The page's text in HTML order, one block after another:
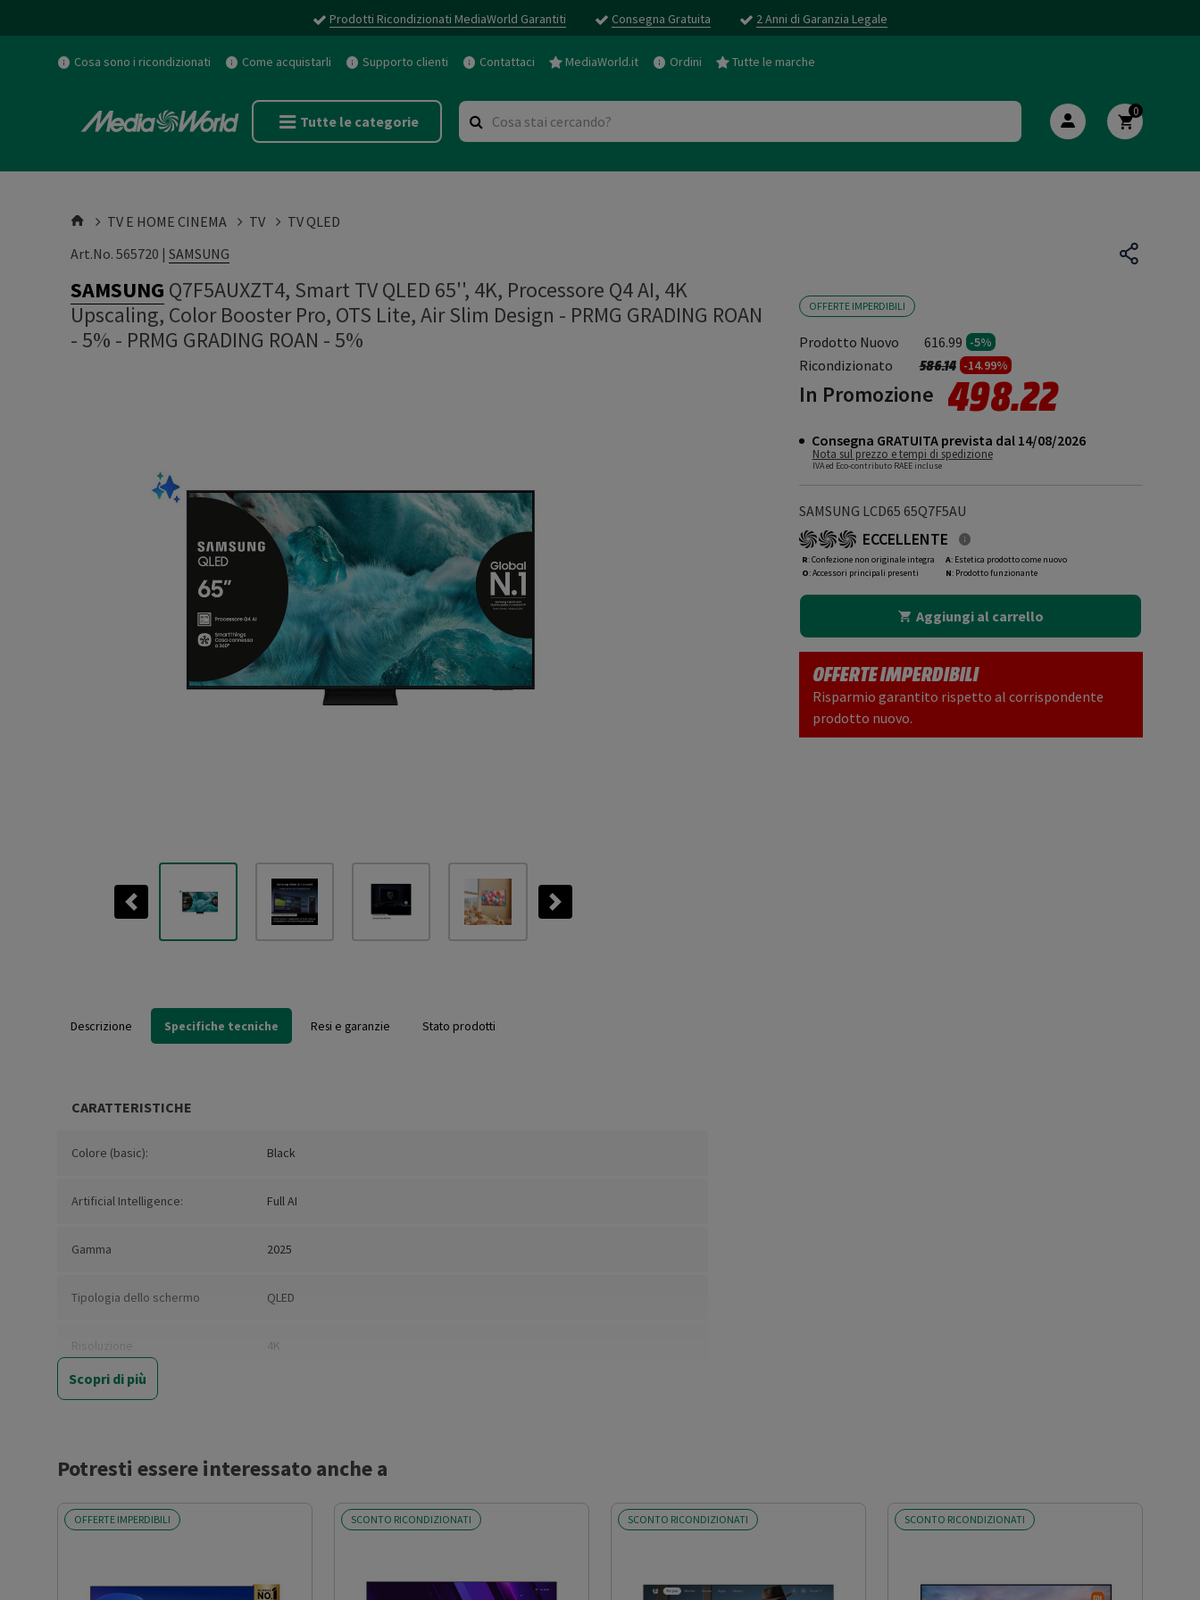
Prodotti Ricondizionati MediaWorld Garantiti Consegna Gratuita 2 Anni di Garanzia Legale
Cosa sono i ricondizionati Come acquistarli Supporto clienti Contattaci MediaWorld.it Ordini Tutte le marche
Tutte le categorie
0
TV E HOME CINEMA TV
TV QLED
Art.No. 565720 | SAMSUNG
SAMSUNG Q7F5AUXZT4, Smart TV QLED 65'', 4K, Processore Q4 AI, 4K
Upscaling, Color Booster Pro, OTS Lite, Air Slim Design - PRMG GRADING ROAN
- 5% - PRMG GRADING ROAN - 5%
Previous Next
OFFERTE IMPERDIBILI
Prodotto Nuovo 616.99 -5%
Ricondizionato Prezzo ridotto da
586.14a-14.99%
In Promozione 498.22
Consegna GRATUITA prevista dal 14/08/2026
Nota sul prezzo e tempi di spedizione
IVA ed Eco-contributo RAEE incluse
SAMSUNG LCD65 65Q7F5AU
ECCELLENTE
R: Confezione non originale integra
O: Accessori principali presenti
A: Estetica prodotto come nuovo
N: Prodotto funzionante
Aggiungi al carrello
OFFERTE IMPERDIBILI
Risparmio garantito rispetto al corrispondente
prodotto nuovo.
Descrizione Specifiche tecniche Resi e garanzie Stato prodotti
CARATTERISTICHE
Colore (basic): Black
Artificial Intelligence: Full AI
Gamma 2025
Tipologia dello schermo QLED
Risoluzione 4K
Dimensioni schermo (')
Diagonale schermo (cm) 163
Scopri di più
Potresti essere interessato anche a
OFFERTE IMPERDIBILI SCONTO RICONDIZIONATI SCONTO RICONDIZIONATI SCONTO RICONDIZIONATI